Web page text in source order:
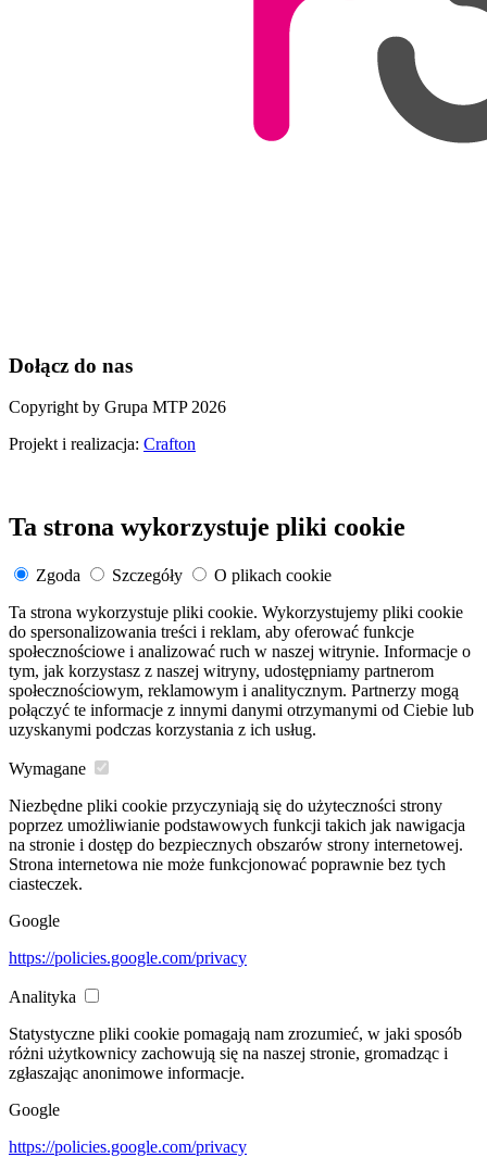
Dołącz do nas
Copyright by Grupa MTP 2026
Projekt i realizacja: Crafton
Ta strona wykorzystuje pliki cookie
Zgoda Szczegóły
O plikach cookie
Ta strona wykorzystuje pliki cookie. Wykorzystujemy pliki cookie
do spersonalizowania treści i reklam, aby oferować funkcje
społecznościowe i analizować ruch w naszej witrynie. Informacje o
tym, jak korzystasz z naszej witryny, udostępniamy partnerom
społecznościowym, reklamowym i analitycznym. Partnerzy mogą
połączyć te informacje z innymi danymi otrzymanymi od Ciebie lub
uzyskanymi podczas korzystania z ich usług.
Wymagane
Niezbędne pliki cookie przyczyniają się do użyteczności strony
poprzez umożliwianie podstawowych funkcji takich jak nawigacja
na stronie i dostęp do bezpiecznych obszarów strony internetowej.
Strona internetowa nie może funkcjonować poprawnie bez tych
ciasteczek.
Google
https://policies.google.com/privacy
Analityka
Statystyczne pliki cookie pomagają nam zrozumieć, w jaki sposób
różni użytkownicy zachowują się na naszej stronie, gromadząc i
zgłaszając anonimowe informacje.
Google
https://policies.google.com/privacy